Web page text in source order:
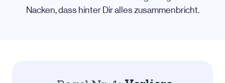
Nacken, dass hinter Dir alles zusammenbricht.